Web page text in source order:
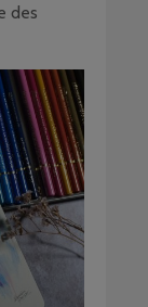
des